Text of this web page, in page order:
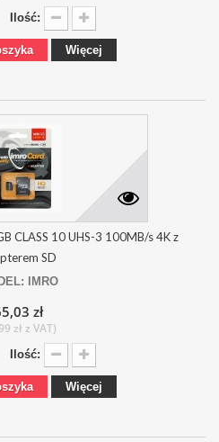
Ilość:
Więcej
CLASS 10 UHS-3 100MB/s 4K z
SD
IMRO
zł
zł z VAT)
Ilość:
Więcej